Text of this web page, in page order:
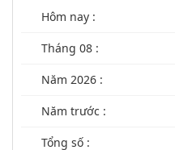
Hôm nay :
Tháng 08 :
Năm 2026 :
Năm trước :
Tổng số :